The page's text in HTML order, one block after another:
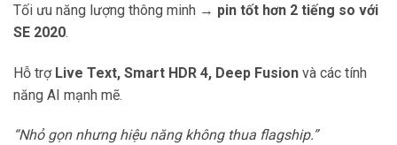
Tối ưu năng lượng thông minh → pin tốt hơn 2 tiếng so với
SE 2020.
Hỗ trợ Live Text, Smart HDR 4, Deep Fusion và các tính
năng AI mạnh mẽ.
“Nhỏ gọn nhưng hiệu năng không thua flagship.”